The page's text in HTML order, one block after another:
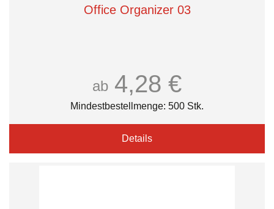
Office Organizer 03
ab 4,28 €
Mindestbestellmenge: 500 Stk.
Details